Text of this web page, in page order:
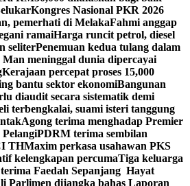
Kongres Nasional PKR 2026
pemerhati di MelakaFahmi anggap
ramaiHarga runcit petrol, diesel
seliterPenemuan kedua tulang dalam
meninggal dunia dipercayai
Kerajaan percepat proses 15,000
bantu sektor ekonomiBangunan
diaudit secara sistematik demi
terbengkalai, suami isteri tanggung
Agong terima menghadap Premier
PDRM terima sembilan
THMaxim perkasa usahawan PKS
kelengkapan percumaTiga keluarga
Faedah Sepanjang Hayat
Parlimen dijangka bahas Laporan